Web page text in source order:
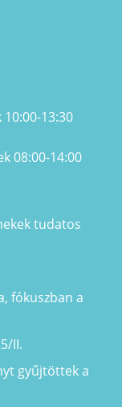
13:30
08:00-14:00
tudatos
fókuszban a
II.
gyűjtöttek a